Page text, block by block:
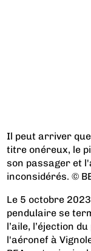
Il peut arriver
titre onéreux, le
son passager et
inconsidérés. ©
Le 5 octobre
pendulaire se
l’aile, l’éjection
l'aéronef à